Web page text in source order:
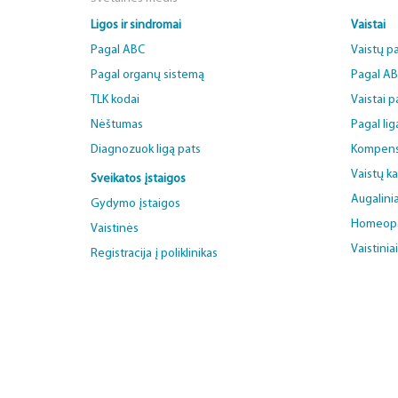
Ligos ir sindromai
Pagal ABC
Pagal organų sistemą
TLK kodai
Nėštumas
Diagnozuok ligą pats
Sveikatos įstaigos
Gydymo įstaigos
Vaistinės
Registracija į poliklinikas
Vaistai
Vaistų
Pagal
Vaistai
Pagal
Vaistų